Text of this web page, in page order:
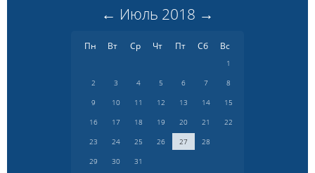
← Июль 2018 →
Пн Вт Ср Чт Пт Сб Вс
1
2
3 4 5 6 7
8
9
10 11 12 13 14
15
16
17 18 19 20 21
22
23
24 25 26 27
28
29
30 31